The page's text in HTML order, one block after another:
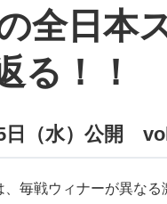
全日本
る！！
日（水）公開
、毎戦ウィナーが異な